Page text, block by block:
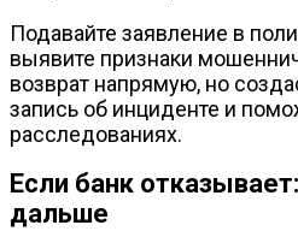
Подавайте заявление в
выявите признаки
возврат напрямую, но
запись об инциденте и
расследованиях.
Если банк
дальше